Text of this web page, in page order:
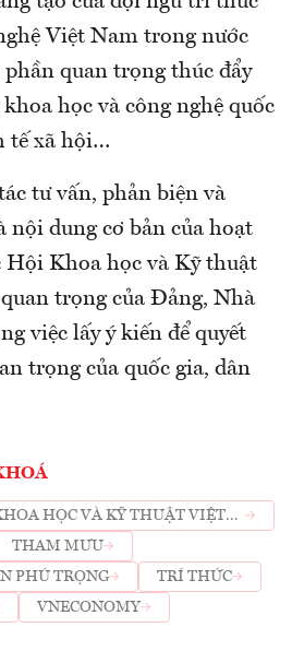
Việt Nam trong nước
phần quan trọng thúc đẩy
học và công nghệ quốc
tế xã hội…
tư vấn, phản biện và
nội dung cơ bản của hoạt
Hội Khoa học và Kỹ thuật
trọng của Đảng, Nhà
việc lấy ý kiến để quyết
trọng của quốc gia, dân
HỌC VÀ KỸ THUẬT VIỆT
THAM MƯU
PHÚ TRỌNG
TRÍ THỨC
VNECONOMY